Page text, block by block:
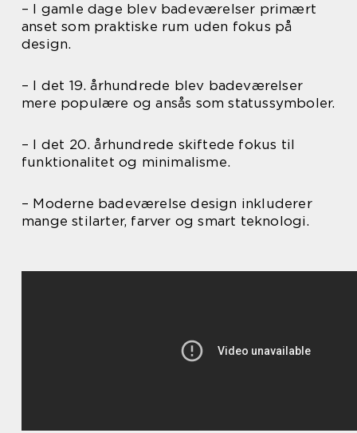
– I gamle dage blev badeværelser primært
anset som praktiske rum uden fokus på
design.
– I det 19. århundrede blev badeværelser
mere populære og ansås som statussymboler.
– I det 20. århundrede skiftede fokus til
funktionalitet og minimalisme.
– Moderne badeværelse design inkluderer
mange stilarter, farver og smart teknologi.